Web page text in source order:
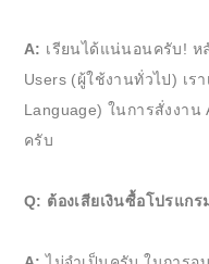
A: เรียนได้แน่นอนครับ! ห
Users (ผู้ใช้งานทั่วไป) เร
Language) ในการสั่งงา
ครับ
Q: ต้องเสียเงินซื้อโปรแก